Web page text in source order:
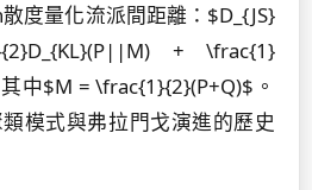
度量化流派間距離：$D_{JS}
+ \frac{1}
中$M = \frac{1}{2}(P+Q)$。
模式與弗拉門戈演進的歷史